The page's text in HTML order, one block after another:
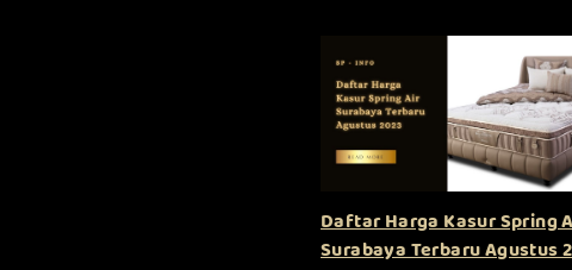
Daftar Harga Kasur Spring
Surabaya Terbaru Agustus